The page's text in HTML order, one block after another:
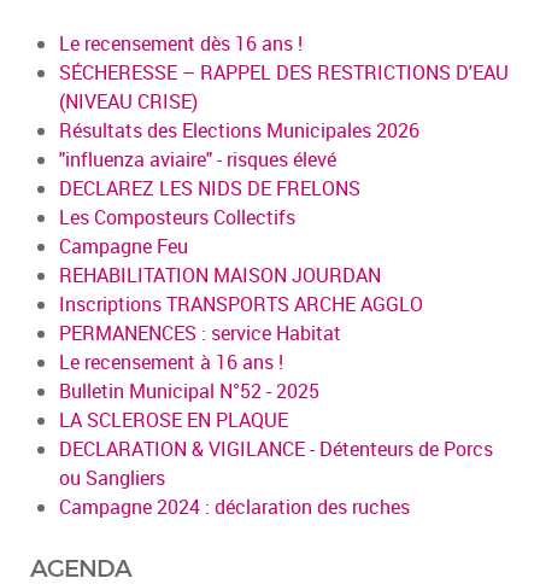
Le recensement dès 16 ans !
SÉCHERESSE – RAPPEL DES RESTRICTIONS D'EAU
(NIVEAU CRISE)
Résultats des Elections Municipales 2026
"influenza aviaire" - risques élevé
DECLAREZ LES NIDS DE FRELONS
Les Composteurs Collectifs
Campagne Feu
REHABILITATION MAISON JOURDAN
Inscriptions TRANSPORTS ARCHE AGGLO
PERMANENCES : service Habitat
Le recensement à 16 ans !
Bulletin Municipal N°52 - 2025
LA SCLEROSE EN PLAQUE
DECLARATION & VIGILANCE - Détenteurs de Porcs
ou Sangliers
Campagne 2024 : déclaration des ruches
AGENDA